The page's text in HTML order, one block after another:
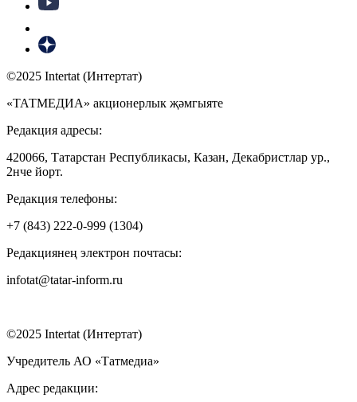
©2025 Intertat (Интертат)
«ТАТМЕДИА» акционерлык җәмгыяте
Редакция адресы:
420066, Татарстан Республикасы, Казан, Декабристлар ур.,
2нче йорт.
Редакция телефоны:
+7 (843) 222-0-999 (1304)
Редакциянең электрон почтасы:
infotat@tatar-inform.ru
©2025 Intertat (Интертат)
Учредитель АО «Татмедиа»
Адрес редакции: